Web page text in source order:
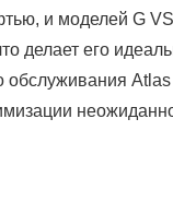
и моделей G
делает его